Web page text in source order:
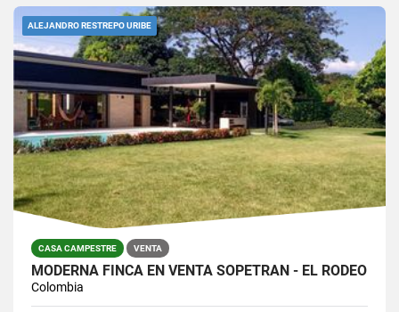
ALEJANDRO RESTREPO URIBE
CASA CAMPESTRE VENTA
MODERNA FINCA EN VENTA SOPETRÁN - EL RODEO
Colombia